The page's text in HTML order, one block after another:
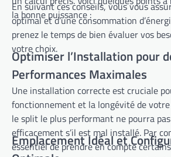
la bonne puissance :
En suivant ces conseils, vous vous
optimal et d’une consommation
prenez le temps de bien évaluer vos
votre choix.
Optimiser l’Installation pour
Performances Maximales
Une installation correcte est cruciale
fonctionnement et la longévité de votre split
le split le plus performant ne pourra
efficacement s’il est mal installé. Par conséquent, il est
essentiel de prendre en compte
Emplacement Idéal et